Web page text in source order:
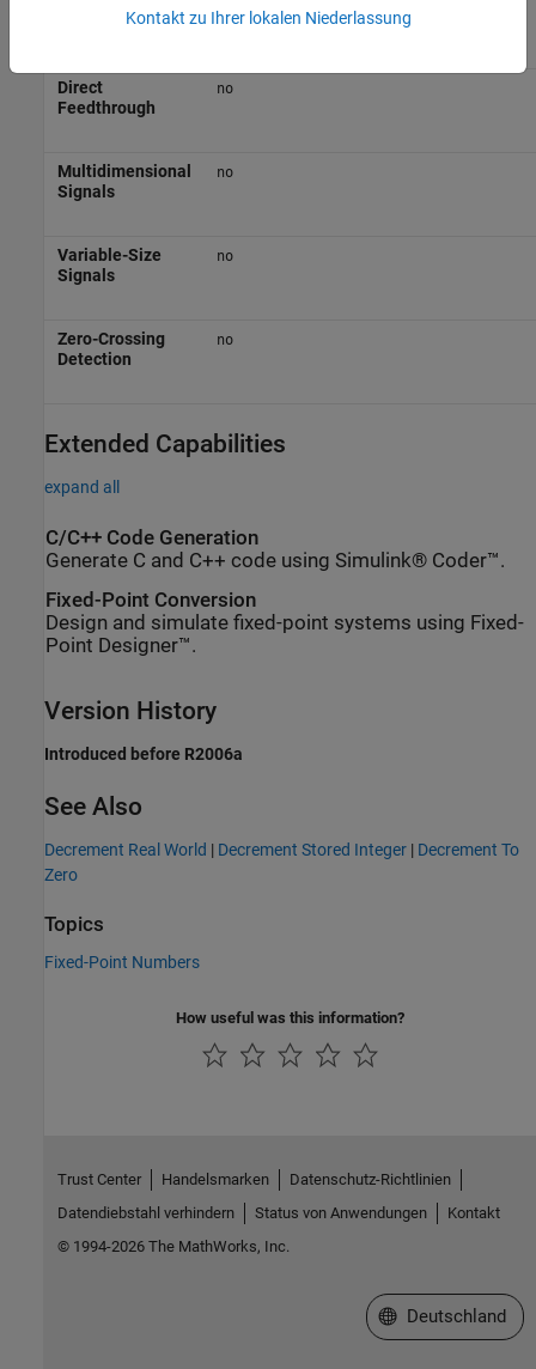
Data Types double|fixed point|integer
Direct
Feedthrough
no
Multidimensional
Signals
no
Variable-Size
Signals
no
Zero-Crossing
Detection
no
Extended Capabilities
expand all
C/C++ Code Generation
Generate C and C++ code using Simulink® Coder™.
Fixed-Point Conversion
Design and simulate fixed-point systems using Fixed-
Point Designer™.
Version History
Introduced before R2006a
See Also
Decrement Real World | Decrement Stored Integer | Decrement To
Zero
Topics
Fixed-Point Numbers
How useful was this information?
Kontakt zu Ihrer lokalen Niederlassung
Trust Center Handelsmarken
Datenschutz-Richtlinien
Datendiebstahl verhindern
Status von Anwendungen
Kontakt
© 1994-2026 The MathWorks, Inc.
Website auswählen
Deutschland